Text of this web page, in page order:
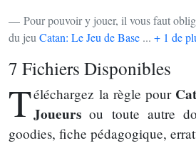
Pour pouvoir y jouer, il vous faut
du jeu Catan: Le Jeu de Base ... + 1 de
7 Fichiers Disponibles
Téléchargez la règle pour
Joueurs ou toute autre
goodies, fiche pédagogique,